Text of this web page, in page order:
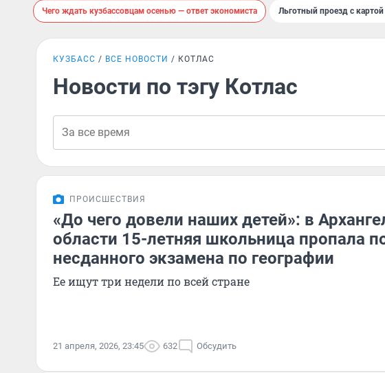
Чего ждать кузбассовцам осенью — ответ экономиста Льготный проезд с
КУЗБАСС ВСЕ НОВОСТИ КОТЛАС
Новости по тэгу Котлас
ПРОИСШЕСТВИЯ
«До чего довели наших детей»: в
области 15-летняя школьница пропала
несданного экзамена по географии
Ее ищут три недели по всей стране
21 апреля, 2026, 23:45 632 Обсудить